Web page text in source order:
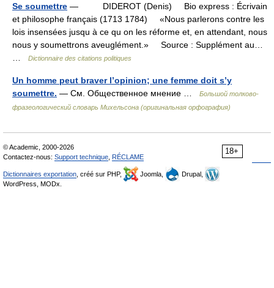
Se soumettre — DIDEROT (Denis) Bio express : Écrivain
et philosophe français (1713 1784) «Nous parlerons contre les
lois insensées jusqu à ce qu on les réforme et, en attendant, nous
nous y soumettrons aveuglément.» Source : Supplément au…
Dictionnaire des citations politiques
Un homme peut braver l’opinion; une femme doit s’y
soumettre. — См. Общественное мнение …
Большой толково-
фразеологический словарь Михельсона (оригинальная орфография)
18+
© Academic, 2000-2026
Contactez-nous: Support technique RÉCLAME
Dictionnaires exportation , créé sur PHP, Joomla,
Drupal,
WordPress, MODx.